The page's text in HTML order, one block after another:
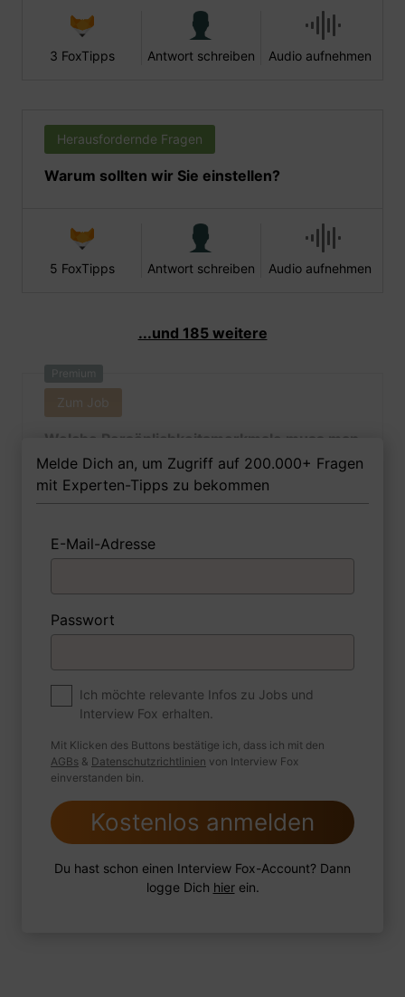
3 FoxTipps Antwort schreiben Audio aufnehmen
Herausfordernde Fragen
Warum sollten wir Sie einstellen?
5 FoxTipps Antwort schreiben Audio aufnehmen
...und 185 weitere
Premium
Zum Job
Welche Persönlichkeitsmerkmale muss man
als Techn. Assistentin - naturkundliche
Museen/Forschungsinst. Ihrer Meinung
nach besitzen, um in dem Job erfolgreich zu
1 FoxTipp
Premium
Zum Job
Wie sind Sie mit einer Situation
umgegangen, in der Sie einen
leistungsschwachen Mitarbeiter hatten?
1 FoxTipp Antwort schreiben Audio aufnehmen
Melde Dich an, um Zugriff auf 200.000+ Fragen
mit Experten-Tipps zu bekommen
E-Mail-Adresse
Passwort
Ich möchte relevante Infos zu Jobs und
Interview Fox erhalten.
Mit Klicken des Buttons bestätige ich, dass ich mit den
AGBs & Datenschutzrichtlinien von Interview Fox
einverstanden bin.
Kostenlos anmelden
Du hast schon einen Interview Fox-Account? Dann
logge Dich hierein.